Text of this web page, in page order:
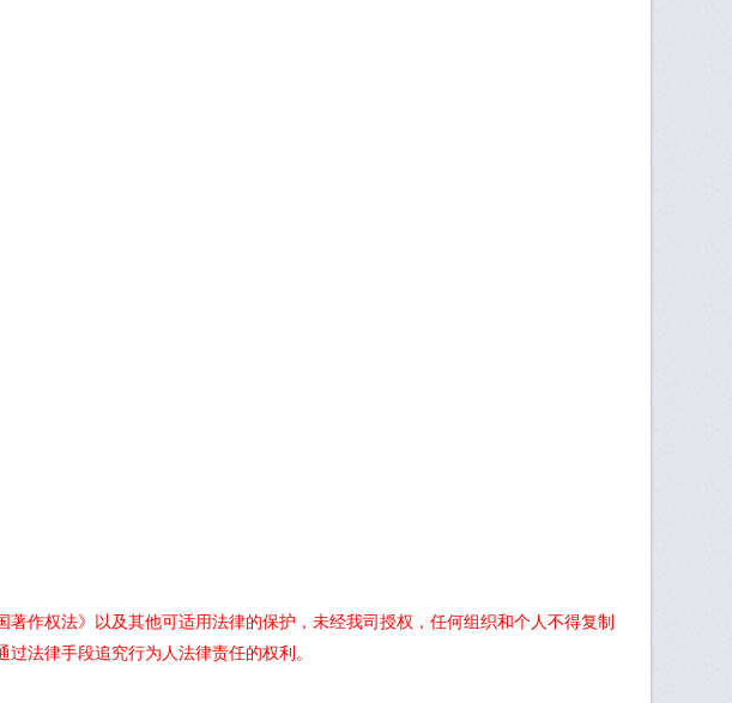
作权法》以及其他可适用法律的保护，未经我司授权，任何组织和个人不得复制
法律手段追究行为人法律责任的权利。